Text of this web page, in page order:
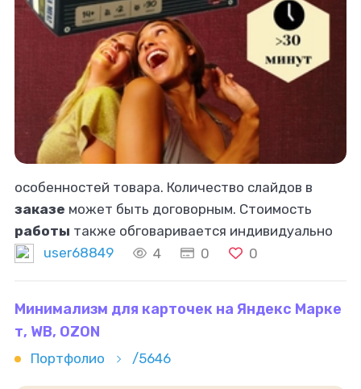
особенностей товара. Количество слайдов в
заказе может быть договорным. Стоимость
работы также обговаривается индивидуально
исходя из объёма и сроков сдачиработы
user68849 4 0 0
Минимализм для карточек на Яндекс Марке
т, WB, OZON
Портфолио /5646